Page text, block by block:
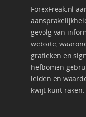
ForexFreak.nl
gevolg van
website,
grafieken en
hefbomen
leiden en
kwijt kunt raken.